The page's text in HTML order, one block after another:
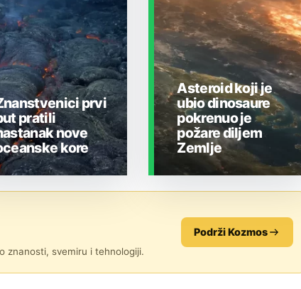
prvi
pratili
nove
kore
Asteroid koji je
ubio dinosaure
pokrenuo je
požare diljem
Zemlje
znanosti, svemiru i tehnologiji.
Podrži Kozmos